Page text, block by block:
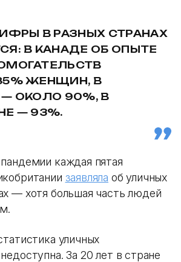
В РАЗНЫХ СТРАНАХ
В КАНАДЕ ОБ ОПЫТЕ
ЖЕНЩИН, В
ОКОЛО 90%, В
— 93%.
каждая пятая
заявляла об уличных
— хотя большая часть людей
уличных
За 20 лет в стране